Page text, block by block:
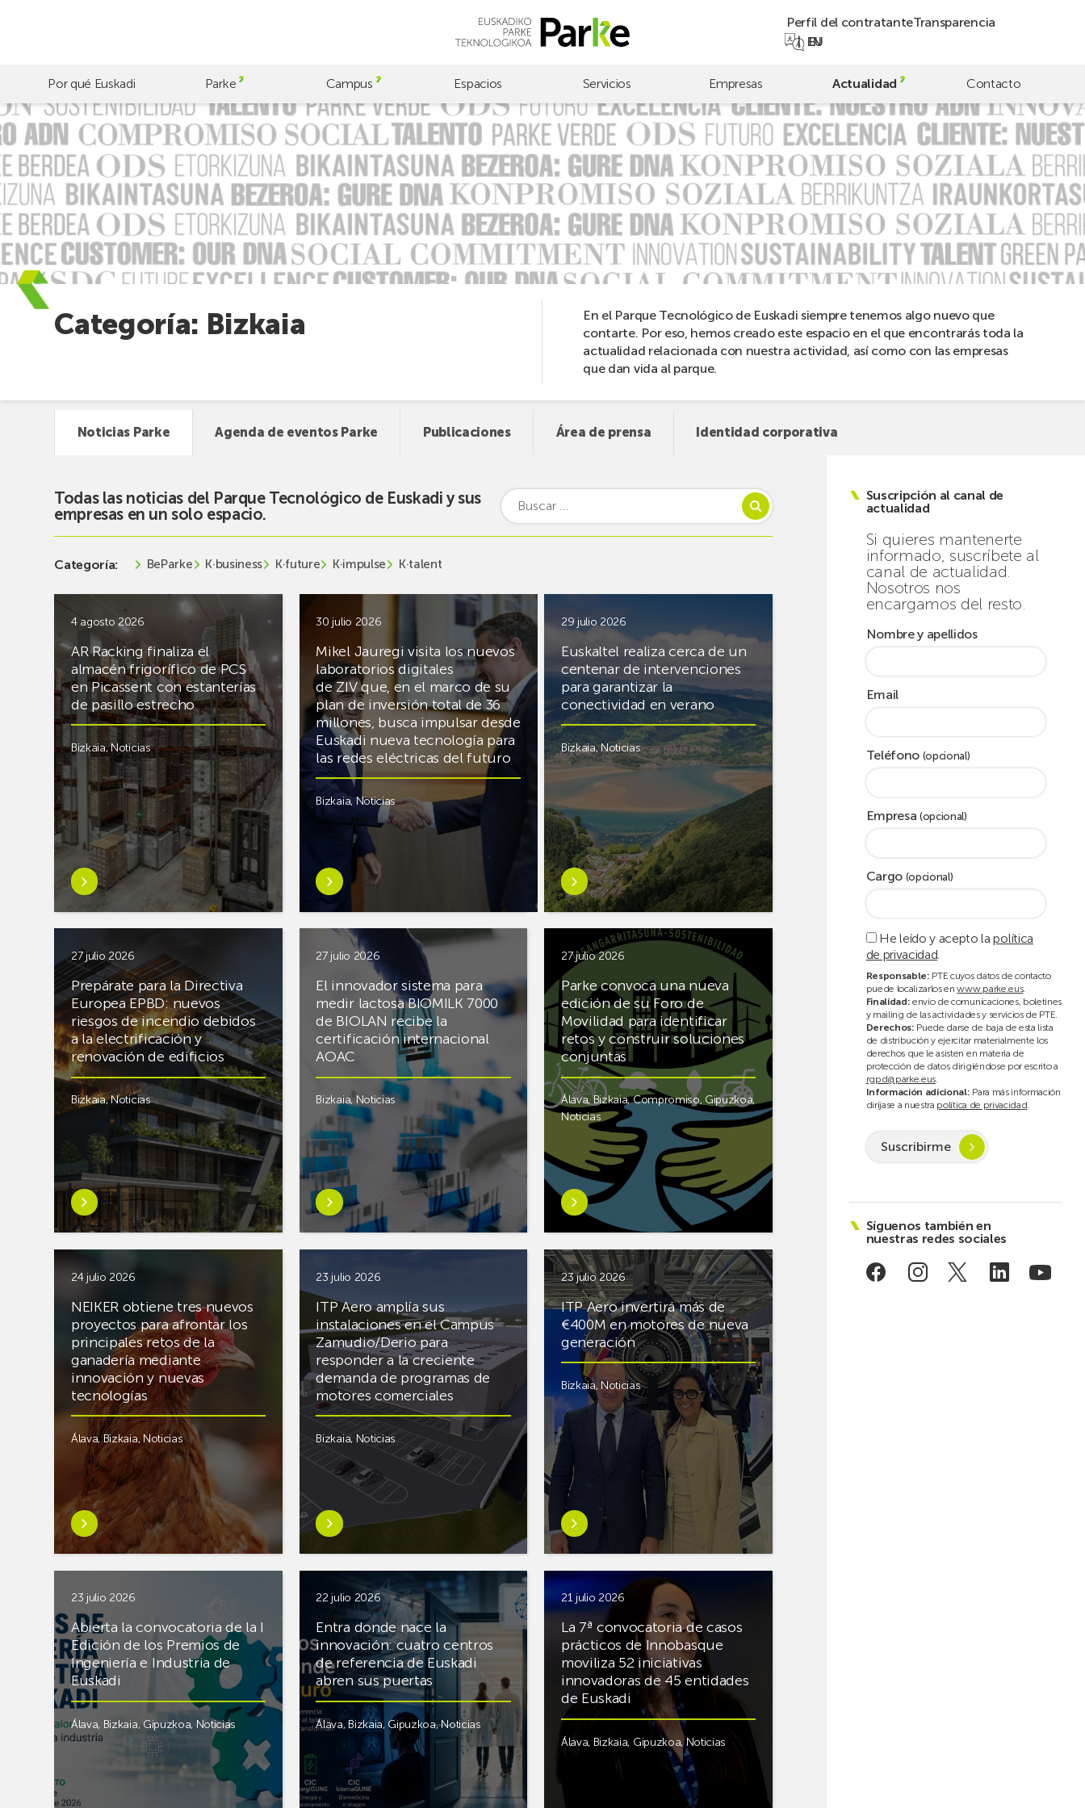
Perfil del contratanteTransparencia
EU
EN
Por qué Euskadi Parke Campus Espacios Servicios Empresas Actualidad Contacto
Categoría: Bizkaia
En el Parque Tecnológico de Euskadi siempre tenemos algo nuevo que
contarte. Por eso, hemos creado este espacio en el que encontrarás toda la
actualidad relacionada con nuestra actividad, así como con las empresas
que dan vida al parque.
Noticias Parke Agenda de eventos Parke Publicaciones Área de prensa Identidad corporativa
Todas las noticias del Parque Tecnológico de Euskadi y sus
empresas en un solo espacio.
Buscar:
Categoría: BeParke K·business K·future K·impulse K·talent
4 agosto 2026
AR Racking finaliza el
almacén frigorífico de PCS
en Picassent con estanterías
de pasillo estrecho
Bizkaia,Noticias
Saber
más
sobreAR
finaliza
el
almacén
frigorífico
de
PCS
en
Picassent
con
estanterías
pasillo
estrecho
30 julio 2026
Mikel Jauregi visita los nuevos
laboratorios digitales
de ZIV que, en el marco de su
plan de inversión total de 36
millones, busca impulsar desde
Euskadi nueva tecnología para
las redes eléctricas del futuro
Bizkaia,Noticias
Saber
más
sobreMikel
Jauregi
visita
nuevos
laboratorios
digitales
de ZIV que, en
de su
plan
de
inversión total de
36
millones, busca impulsar desde
Euskadi nueva tecnología
redes
eléctricas
del
futuro
29 julio 2026
Euskaltel realiza cerca de un
centenar de intervenciones
para garantizar la
conectividad en verano
Bizkaia,Noticias
Saber
más
sobreEuskaltel
cerca
de
un
centenar
de
intervenciones
para
garantizar
la
conectividad
verano
27 julio 2026
Prepárate para la Directiva
Europea EPBD: nuevos
riesgos de incendio debidos
a la electrificación y
renovación de edificios
Bizkaia,Noticias
Saber
más
sobrePrepárate
la
Europea
EPBD:
nuevos
riesgos
de
incendio
debidos
electrificación
y
renovación
de
27 julio 2026
El innovador sistema para
medir lactosa BIOMILK 7000
de BIOLAN recibe la
certificación internacional
AOAC
Bizkaia,Noticias
Saber
más
sobreEl
sistema
para
medir
lactosa
BIOMILK
7000
de
BIOLAN
recibe
la
certificación
internacional
AOAC
27 julio 2026
Parke convoca una nueva
edición de su Foro de
Movilidad para identificar
retos y construir soluciones
conjuntas
Álava,Bizkaia,Compromiso, Gipuzkoa,
Noticias
Saber
más
sobreParke
convoca
una
nueva
edición
de
su
Foro
de
Movilidad
para
identificar
retos
construir
soluciones
conjuntas
24 julio 2026
NEIKER obtiene tres nuevos
proyectos para afrontar los
principales retos de la
ganadería mediante
innovación y nuevas
tecnologías
Álava,Bizkaia,Noticias
Saber
más
sobreNEIKER
tres
nuevos
proyectos
para
afrontar
los
principales
retos
23 julio 2026
ITP Aero amplía sus
instalaciones en el Campus
Zamudio/Derio para
responder a la creciente
demanda de programas de
motores comerciales
Bizkaia, Noticias
Saber
más
sobreITP
amplía
instalaciones
en
el
Campus
Zamudio/Derio
para
responder
a
la
23 julio 2026
ITP Aero invertirá más de
€400M en motores de nueva
generación
Bizkaia,Noticias
Saber
más
sobreITP
Aero
invertirá
más
de
€400M
en
motores
de
generación
23 julio 2026
Abierta la convocatoria de la I
Edición de los Premios de
Ingeniería e Industria de
Euskadi
Álava, Bizkaia, Gipuzkoa, Noticias
22 julio 2026
Entra donde nace la
innovación: cuatro centros
de referencia de Euskadi
abren sus puertas
Álava, Bizkaia, Gipuzkoa,Noticias
21 julio 2026
La 7ª convocatoria de casos
prácticos de Innobasque
moviliza 52 iniciativas
innovadoras de 45 entidades
de Euskadi
Álava, Bizkaia, Gipuzkoa,Noticias
Suscripción al canal de
actualidad
Si quieres mantenerte
informado, suscríbete al
canal de actualidad.
Nosotros nos
encargamos del resto.
Nombre y apellidos
Email
Teléfono (opcional)
Empresa (opcional)
Cargo (opcional)
He leído y acepto lapolítica
de privacidad
Responsable: PTE cuyos datos de contacto
puede localizarlos enwww.parke.eus.
Finalidad: envío de comunicaciones, boletines
y mailing de las actividades y servicios de PTE.
Derechos: Puede darse de baja de esta lista
de distribución y ejercitar materialmente los
derechos que le asisten en materia de
protección de datos dirigiéndose por escrito a
rgpd@parke.eus
Información adicional: Para más información
diríjase a nuestra política de privacidad
Suscribirme
Síguenos también en
nuestras redes sociales